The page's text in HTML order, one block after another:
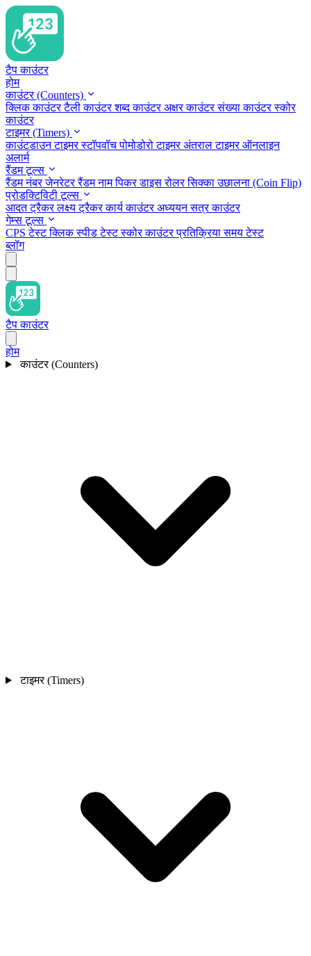
टैप काउंटर
होम
काउंटर (Counters)
क्लिक काउंटरटैली काउंटरशब्द काउंटरअक्षर काउंटरसंख्या काउंटरस्कोर
काउंटर
टाइमर (Timers)
काउंटडाउन टाइमरस्टॉपवॉचपोमोडोरो टाइमरअंतराल टाइमरऑनलाइन
अलार्म
रैंडम टूल्स
रैंडम नंबर जेनरेटररैंडम नाम पिकरडाइस रोलरसिक्का उछालना (Coin Flip)
प्रोडक्टिविटी टूल्स
आदत ट्रैकरलक्ष्य ट्रैकरकार्य काउंटरअध्ययन सत्र काउंटर
गेम्स टूल्स
CPS टेस्टक्लिक स्पीड टेस्टस्कोर काउंटरप्रतिक्रिया समय टेस्ट
ब्लॉग
टैप काउंटर
होम
काउंटर (Counters)
टाइमर (Timers)